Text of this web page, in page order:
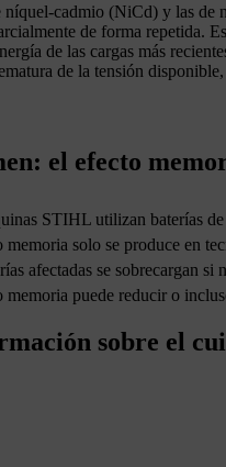
níquel-cadmio (NiCd) y las de
de forma repetida.
de las cargas más
de la tensión
el efecto
STIHL utilizan baterías
memoria solo se produce en
afectadas se sobrecargan si
memoria puede reducir o
sobre el